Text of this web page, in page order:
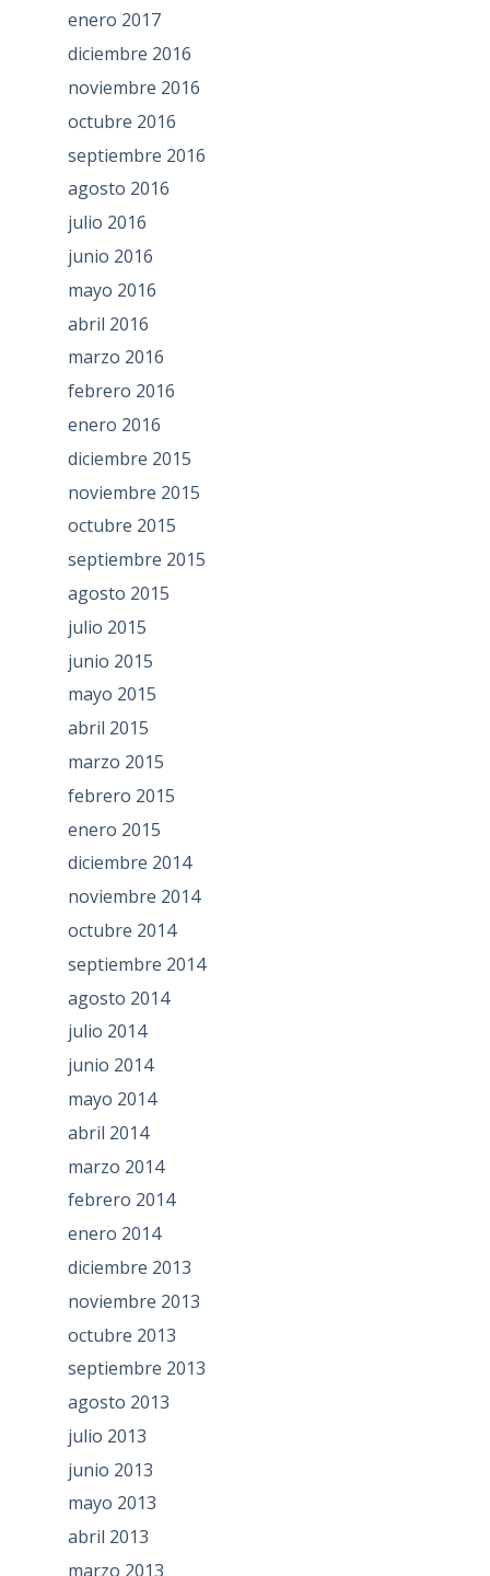
enero 2017
diciembre 2016
noviembre 2016
octubre 2016
septiembre 2016
agosto 2016
julio 2016
junio 2016
mayo 2016
abril 2016
marzo 2016
febrero 2016
enero 2016
diciembre 2015
noviembre 2015
octubre 2015
septiembre 2015
agosto 2015
julio 2015
junio 2015
mayo 2015
abril 2015
marzo 2015
febrero 2015
enero 2015
diciembre 2014
noviembre 2014
octubre 2014
septiembre 2014
agosto 2014
julio 2014
junio 2014
mayo 2014
abril 2014
marzo 2014
febrero 2014
enero 2014
diciembre 2013
noviembre 2013
octubre 2013
septiembre 2013
agosto 2013
julio 2013
junio 2013
mayo 2013
abril 2013
marzo 2013